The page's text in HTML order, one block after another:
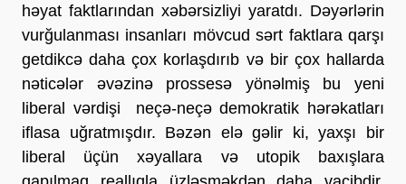
həyat faktlarından xəbərsizliyi yaratdı. Dəyərlərin
vurğulanması insanları mövcud sərt faktlara qarşı
getdikcə daha çox korlaşdırıb və bir çox hallarda
nəticələr əvəzinə prossesə yönəlmiş bu yeni
liberal vərdişi neçə-neçə demokratik hərəkatları
iflasa uğratmışdır. Bəzən elə gəlir ki, yaxşı bir
liberal üçün xəyallara və utopik baxışlara